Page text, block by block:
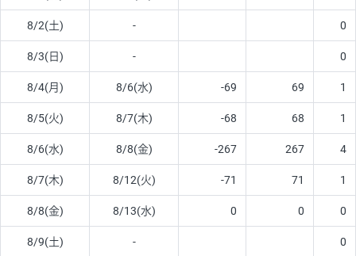
8/2(土) - 0
8/3(日) - 0
8/4(月) 8/6(水) -69 69 1
8/5(火) 8/7(木) -68 68 1
8/6(水) 8/8(金) -267 267 4
8/7(木) 8/12(火) -71 71 1
8/8(金) 8/13(水) 0 0 0
8/9(土) - 0